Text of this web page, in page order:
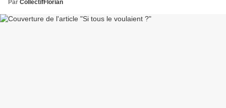
Par CollectifFlorian